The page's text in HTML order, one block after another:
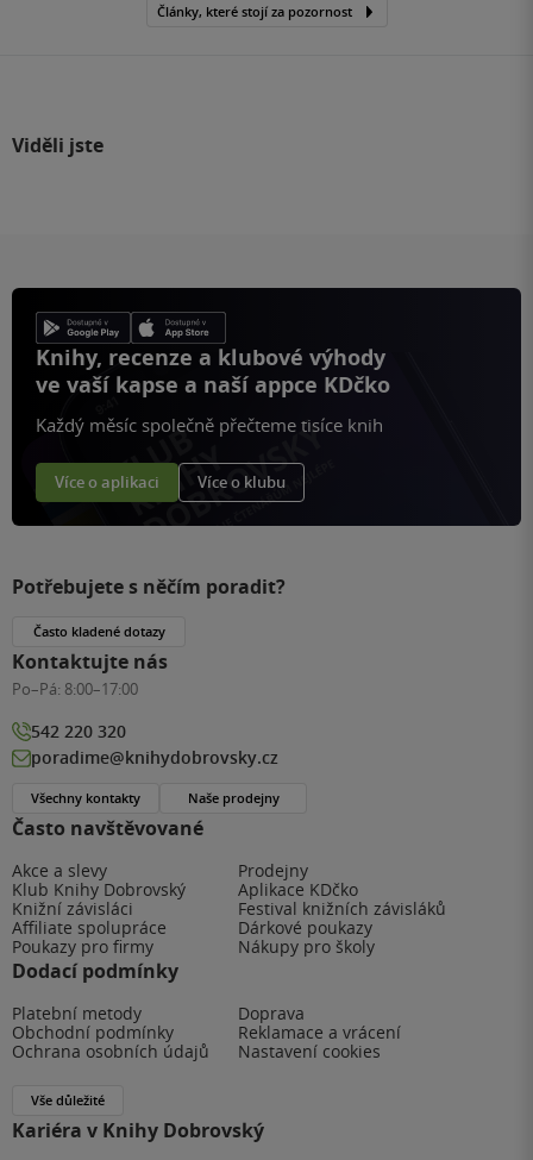
Články, které stojí za pozornost
Viděli jste
Knihy, recenze a klubové výhody
ve vaší kapse a naší appce KDčko
Každý měsíc společně přečteme tisíce knih
Více o aplikaci Více o klubu
Často navštěvované
Akce a slevy
Prodejny
Klub Knihy Dobrovský
Aplikace KDčko
Knižní závisláci
Festival knižních závisláků
Affiliate spolupráce
Dárkové poukazy
Poukazy pro firmy
Nákupy pro školy
Dodací podmínky
Platební metody
Doprava
Obchodní podmínky
Reklamace a vrácení
Ochrana osobních údajů
Nastavení cookies
Vše důležité
Kariéra v Knihy Dobrovský
Potřebujete s něčím poradit?
Často kladené dotazy
Kontaktujte nás
Po–Pá: 8:00–17:00
542 220 320
poradime@knihydobrovsky.cz
Všechny kontakty Naše prodejny